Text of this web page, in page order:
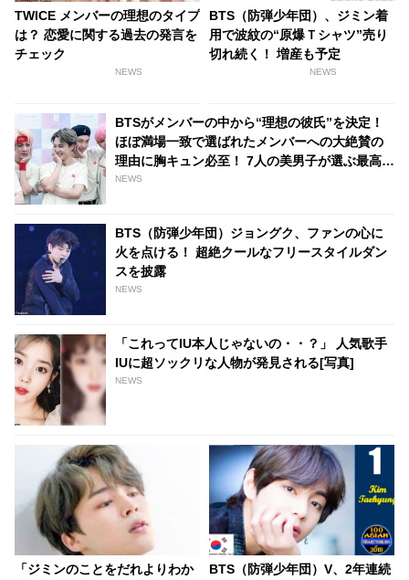
TWICE メンバーの理想のタイプ
は？ 恋愛に関する過去の発言を
チェック
NEWS
BTS（防弾少年団）、ジミン着
用で波紋の“原爆Ｔシャツ”売り
切れ続く！ 増産も予定
NEWS
BTSがメンバーの中から“理想の彼氏”を決定！
ほぼ満場一致で選ばれたメンバーへの大絶賛の
理由に胸キュン必至！ 7人の美男子が選ぶ最高の
男とは？「彼女にも優しくしてくれると思う」
NEWS
BTS（防弾少年団）ジョングク、ファンの心に
火を点ける！ 超絶クールなフリースタイルダン
スを披露
NEWS
「これってIU本人じゃないの・・？」 人気歌手
IUに超ソックリな人物が発見される[写真]
NEWS
「ジミンのことをだれよりわか
BTS（防弾少年団）V、2年連続